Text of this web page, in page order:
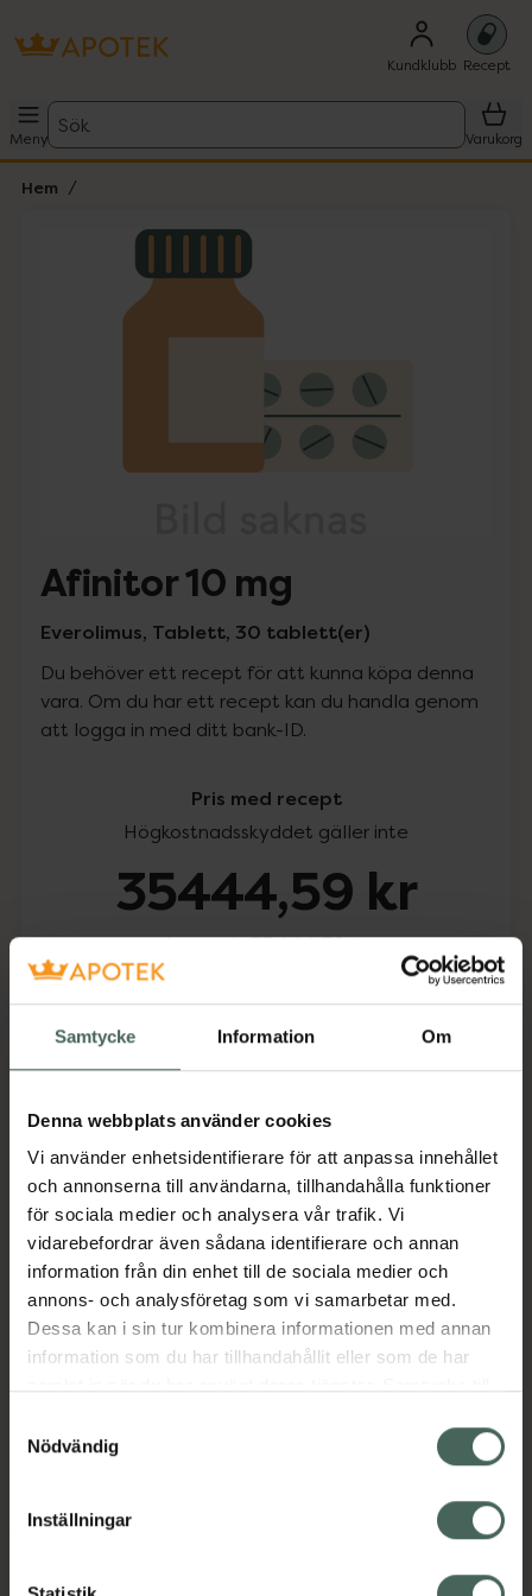
Samtycke Information Om
Denna webbplats använder cookies
Vi använder enhetsidentifierare för att anpassa innehållet
och annonserna till användarna, tillhandahålla funktioner
för sociala medier och analysera vår trafik. Vi
vidarebefordrar även sådana identifierare och annan
information från din enhet till de sociala medier och
annons- och analysföretag som vi samarbetar med.
Dessa kan i sin tur kombinera informationen med annan
information som du har tillhandahållit eller som de har
återkalla ditt samtycke via webbplatsens
cookieinställningar. Ett återkallat samtycke påverkar inte
lagligheten av behandling som skett innan återkallelsen.
Nödvändig
Inställningar
Kundklubb Recept
Meny
Sök
Varukorg
Hem
Lista: . Innehåller 1 objekt.
Afinitor 10 mg
Everolimus, Tablett, 30 tablett(er)
Du behöver ett recept för att kunna köpa denna
vara. Om du har ett recept kan du handla genom
att logga in med ditt bank-ID.
Pris med recept
Högkostnadsskyddet gäller inte
35444,59 kr
I apotek:35444,59 kr
Köp via ditt recept
Beskrivning Dölj
Läs alltid bipacksedeln innan
användning.
EAN:
07046260839342